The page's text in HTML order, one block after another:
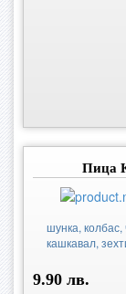
Пица
шунка,
кашкавал,
9.90 лв.